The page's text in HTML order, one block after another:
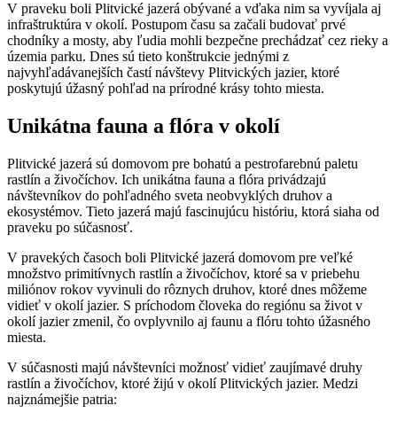
V praveku boli Plitvické jazerá obývané a vďaka nim sa vyvíjala aj
infraštruktúra v okolí. Postupom času sa začali budovať prvé
chodníky a mosty, aby ľudia mohli bezpečne prechádzať cez rieky a
územia parku. Dnes sú tieto konštrukcie jednými z
najvyhľadávanejších častí návštevy Plitvických jazier, ktoré
poskytujú úžasný pohľad na prírodné krásy tohto miesta.
Unikátna fauna a flóra v okolí
Plitvické jazerá sú domovom pre bohatú a pestrofarebnú paletu
rastlín a živočíchov. Ich unikátna fauna a flóra privádzajú
návštevníkov do pohľadného sveta neobvyklých druhov a
ekosystémov. Tieto jazerá majú fascinujúcu históriu, ktorá siaha od
praveku po súčasnosť.
V pravekých časoch boli Plitvické jazerá domovom pre veľké
množstvo primitívnych rastlín a živočíchov, ktoré sa v priebehu
miliónov rokov vyvinuli do rôznych druhov, ktoré dnes môžeme
vidieť v okolí jazier. S príchodom človeka do regiónu sa život v
okolí jazier zmenil, čo ovplyvnilo aj faunu a flóru tohto úžasného
miesta.
V súčasnosti majú návštevníci možnosť vidieť zaujímavé druhy
rastlín a živočíchov, ktoré žijú v okolí Plitvických jazier. Medzi
najznámejšie patria: